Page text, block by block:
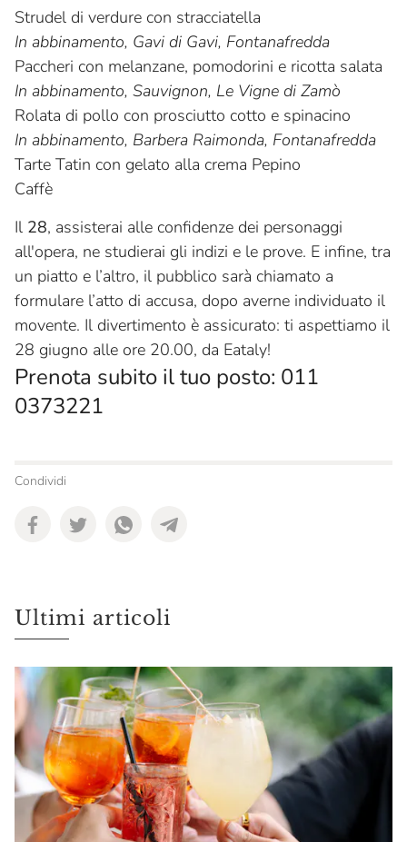
Strudel di verdure con stracciatella
In abbinamento, Gavi di Gavi, Fontanafredda
Paccheri con melanzane, pomodorini e ricotta salata
In abbinamento, Sauvignon, Le Vigne di Zamò
Rolata di pollo con prosciutto cotto e spinacino
In abbinamento, Barbera Raimonda, Fontanafredda
Tarte Tatin con gelato alla crema Pepino
Caffè
Il 28, assisterai alle confidenze dei personaggi
all'opera, ne studierai gli indizi e le prove. E infine, tra
un piatto e l’altro, il pubblico sarà chiamato a
formulare l’atto di accusa, dopo averne individuato il
movente. Il divertimento è assicurato: ti aspettiamo il
28 giugno alle ore 20.00, da Eataly!
Prenota subito il tuo posto: 011
0373221
Condividi
Ultimi articoli